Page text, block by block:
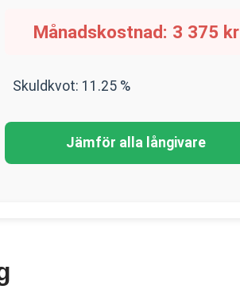
Månadskostnad: 3 375 kr
Skuldkvot: 11.25 %
Jämför alla långivare